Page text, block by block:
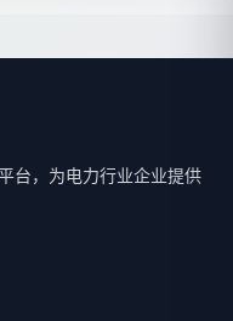
台，为电力行业企业提供